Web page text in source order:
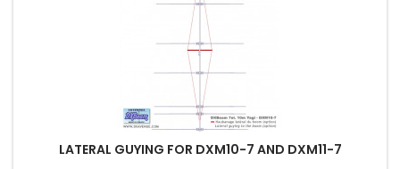
LATERAL GUYING FOR DXM10-7 AND DXM11-7